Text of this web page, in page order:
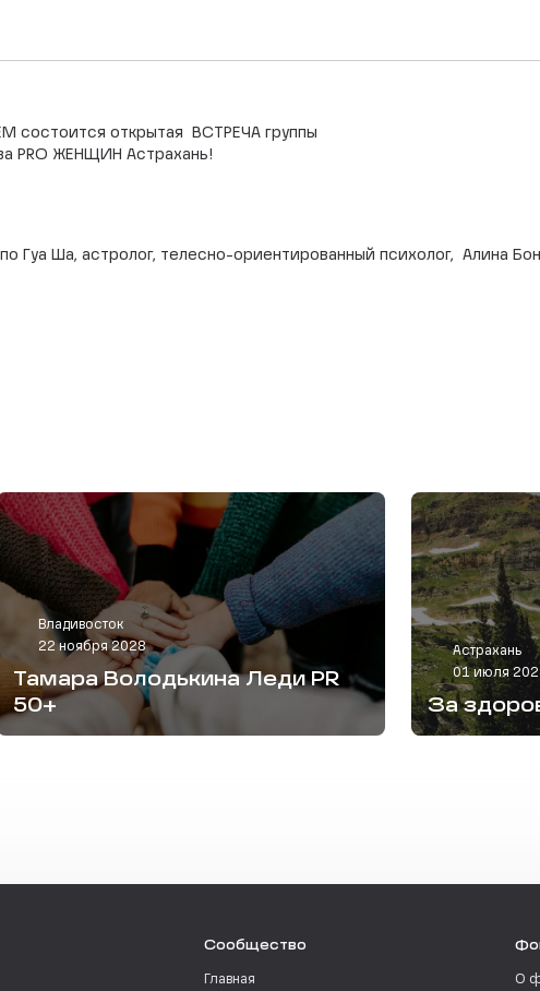
состоится открытая ВСТРЕЧА группы
PRO ЖЕНЩИН Астрахань!
Гуа Ша, астролог, телесно-ориентированный психолог, Алина
Владивосток
22 ноября 2028
Тамара Володькина Леди PR
50+
Астрахань
01 июля
За
Сообщество
Главная О